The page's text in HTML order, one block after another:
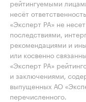
рейтингуемыми
несёт
«Эксперт РА» не
последствиями,
рекомендациями и
или косвенно
«Эксперт РА»
и заключениями,
выпущенных АО
перечисленного.